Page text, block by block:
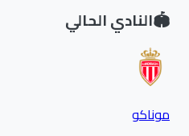
النادي الحالي
موناكو